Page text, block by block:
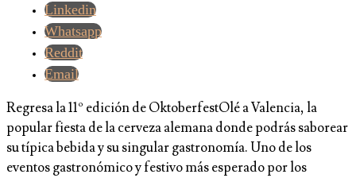
Linkedin
Whatsapp
Reddit
Email
Regresa la 11º edición de OktoberfestOlé a Valencia, la
popular fiesta de la cerveza alemana donde podrás saborear
su típica bebida y su singular gastronomía. Uno de los
eventos gastronómico y festivo más esperado por los